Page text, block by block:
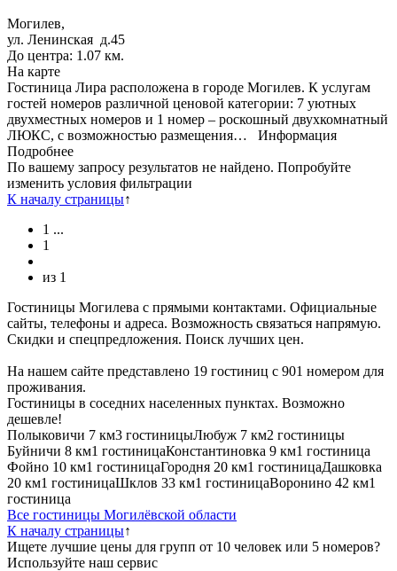
Могилев,
ул. Ленинская д.45
До центра: 1.07 км.
На карте
Гостиница Лира расположена в городе Могилев. К услугам
гостей номеров различной ценовой категории: 7 уютных
двухместных номеров и 1 номер – роскошный двухкомнатный
ЛЮКС, с возможностью размещения… Информация
Подробнее
По вашему запросу результатов не найдено. Попробуйте
изменить условия фильтрации
К началу страницы↑
1 ...
1
из 1
Гостиницы Могилева с прямыми контактами. Официальные
сайты, телефоны и адреса. Возможность связаться напрямую.
Скидки и спецпредложения. Поиск лучших цен.
На нашем сайте представлено 19 гостиниц с 901 номером для
проживания.
Гостиницы в соседних населенных пунктах. Возможно
дешевле!
Полыковичи 7 км3 гостиницыЛюбуж 7 км2 гостиницы
Буйничи 8 км1 гостиницаКонстантиновка 9 км1 гостиница
Фойно 10 км1 гостиницаГородня 20 км1 гостиницаДашковка
20 км1 гостиницаШклов 33 км1 гостиницаВоронино 42 км1
гостиница
Все гостиницы Могилёвской области
К началу страницы↑
Ищете лучшие цены для групп от 10 человек или 5 номеров?
Используйте наш сервис